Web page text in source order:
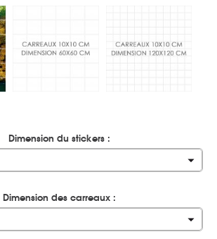
Dimension du stickers :
Dimension des carreaux :